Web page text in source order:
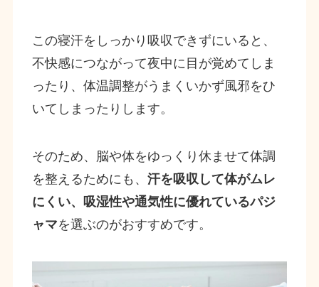
この寝汗をしっかり吸収できずにいると、
不快感につながって夜中に目が覚めてしま
ったり、体温調整がうまくいかず風邪をひ
いてしまったりします。
そのため、脳や体をゆっくり休ませて体調
を整えるためにも、 汗を吸収して体がムレ
にくい、吸湿性や通気性に優れているパジ
ャマを選ぶのがおすすめです。